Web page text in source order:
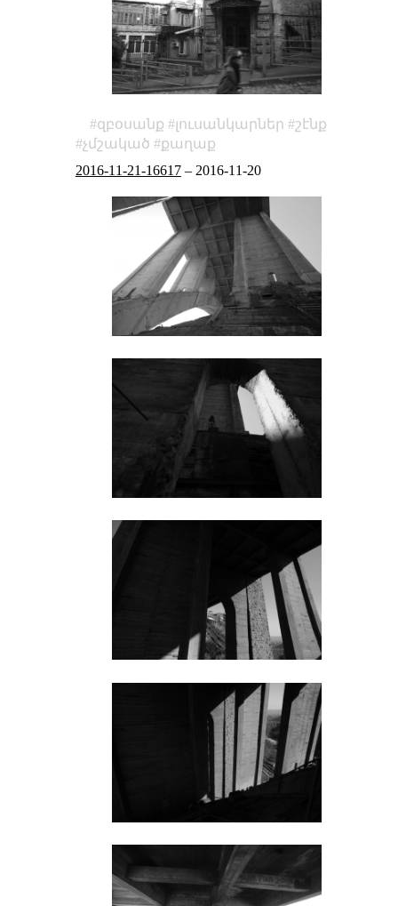
զբօսանք լուսանկարներ
շէնք
չմշակած
քաղաք
2016-11-21-16617– 2016-11-20